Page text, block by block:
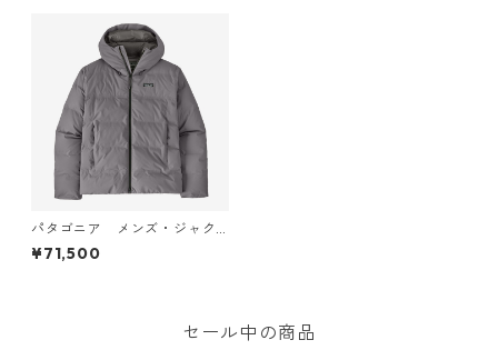
パタゴニア メンズ・ジャク
ソン・グレイシャー・ジャケ
ット (カラー Noble Grey) P
¥71,500
セール中の商品